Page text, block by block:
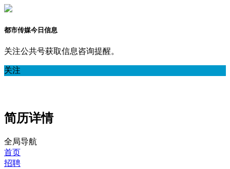
都市传媒今日信息
关注公共号获取信息咨询提醒。
关注
简历详情
全局导航
首页
招聘